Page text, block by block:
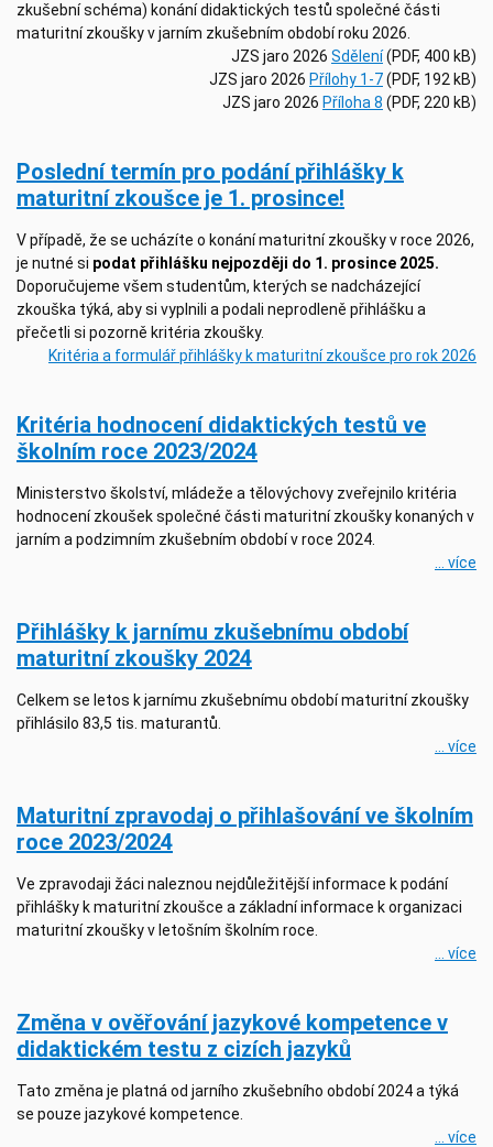
zkušební schéma) konání didaktických testů společné části
maturitní zkoušky v jarním zkušebním období roku 2026.
JZS jaro 2026 Sdělení(PDF, 400 kB)
JZS jaro 2026 Přílohy 1-7(PDF, 192 kB)
JZS jaro 2026 Příloha 8 (PDF, 220 kB)
Poslední termín pro podání přihlášky k
maturitní zkoušce je 1. prosince!
V případě, že se ucházíte o konání maturitní zkoušky v roce 2026,
je nutné si podat přihlášku nejpozději do 1. prosince 2025.
Doporučujeme všem studentům, kterých se nadcházející
zkouška týká, aby si vyplnili a podali neprodleně přihlášku a
přečetli si pozorně kritéria zkoušky.
Kritéria a formulář přihlášky k maturitní zkoušce pro rok 2026
Kritéria hodnocení didaktických testů ve
školním roce 2023/2024
Ministerstvo školství, mládeže a tělovýchovy zveřejnilo kritéria
hodnocení zkoušek společné části maturitní zkoušky konaných v
jarním a podzimním zkušebním období v roce 2024.
... více
Přihlášky k jarnímu zkušebnímu období
maturitní zkoušky 2024
Celkem se letos k jarnímu zkušebnímu období maturitní zkoušky
přihlásilo 83,5 tis. maturantů.
... více
Maturitní zpravodaj o přihlašování ve školním
roce 2023/2024
Ve zpravodaji žáci naleznou nejdůležitější informace k podání
přihlášky k maturitní zkoušce a základní informace k organizaci
maturitní zkoušky v letošním školním roce.
... více
Změna v ověřování jazykové kompetence v
didaktickém testu z cizích jazyků
Tato změna je platná od jarního zkušebního období 2024 a týká
se pouze jazykové kompetence.
... více